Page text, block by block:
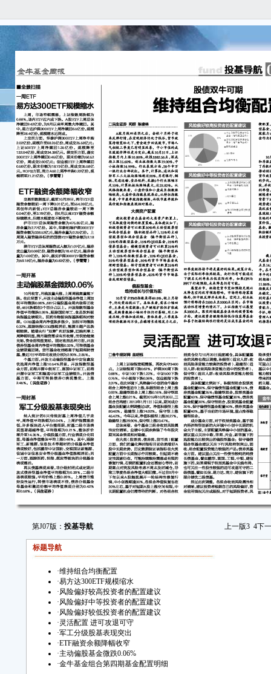
第J07版： 投基导航 上一版3 4下
标题导航
·维持组合均衡配置
·易方达300ETF规模缩水
·风险偏好较高投资者的配置建议
·风险偏好中等投资者的配置建议
·风险偏好较低投资者的配置建议
·灵活配置 进可攻退可守
·军工分级股基表现突出
·ETF融资余额降幅收窄
·主动偏股基金微跌0.06%
·金牛基金组合第四期基金配置明细